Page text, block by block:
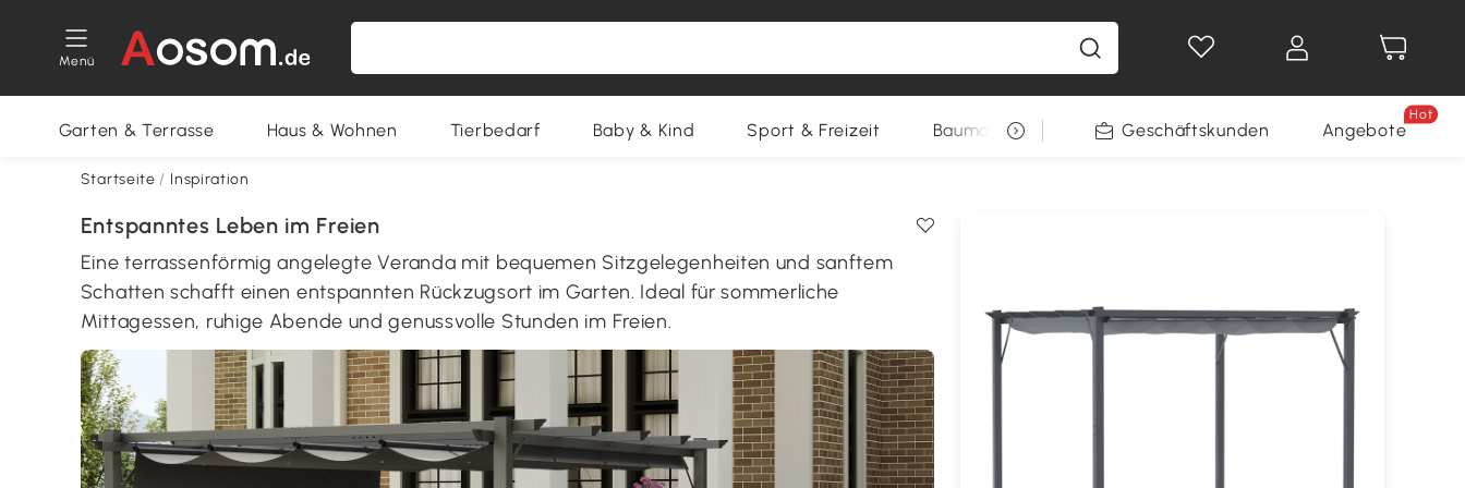
Menü
Gewinnspiele
Garten & Terrasse Haus & Wohnen Tierbedarf Baby & Kind Sport & Freizeit Baumarkt RestpostenGeschäftskunden Angebote
Hot
Startseite / Inspiration
Entspanntes Leben im Freien
Eine terrassenförmig angelegte Veranda mit bequemen Sitzgelegenheiten und sanftem
Schatten schafft einen entspannten Rückzugsort im Garten. Ideal für sommerliche
Mittagessen, ruhige Abende und genussvolle Stunden im Freien.